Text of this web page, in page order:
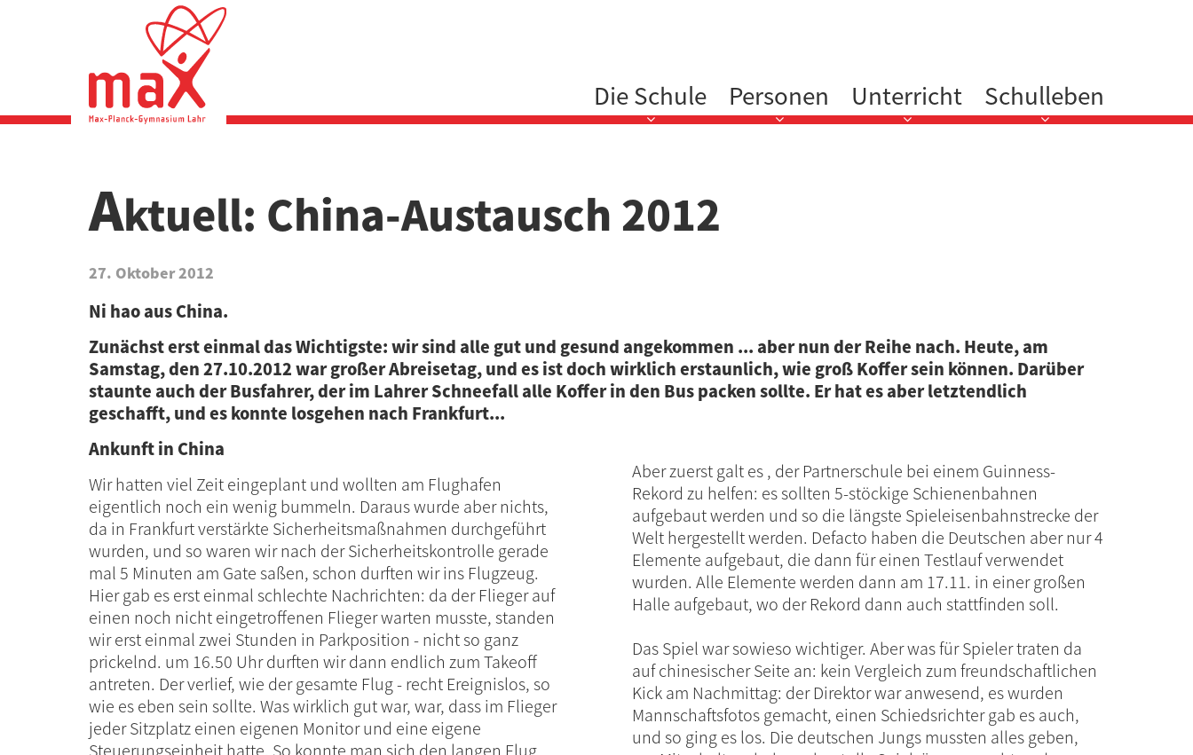
Hauptnavigation
Die Schule Personen Unterricht Schulleben
Aktuell: China-Austausch 2012
27. Oktober 2012
Ni hao aus China.
Zunächst erst einmal das Wichtigste: wir sind alle gut und gesund angekommen ... aber nun der Reihe nach. Heute, am
Samstag, den 27.10.2012 war großer Abreisetag, und es ist doch wirklich erstaunlich, wie groß Koffer sein können. Darüber
staunte auch der Busfahrer, der im Lahrer Schneefall alle Koffer in den Bus packen sollte. Er hat es aber letztendlich
geschafft, und es konnte losgehen nach Frankfurt...
Ankunft in China
Wir hatten viel Zeit eingeplant und wollten am Flughafen
eigentlich noch ein wenig bummeln. Daraus wurde aber nichts,
da in Frankfurt verstärkte Sicherheitsmaßnahmen durchgeführt
wurden, und so waren wir nach der Sicherheitskontrolle gerade
mal 5 Minuten am Gate saßen, schon durften wir ins Flugzeug.
Hier gab es erst einmal schlechte Nachrichten: da der Flieger auf
einen noch nicht eingetroffenen Flieger warten musste, standen
wir erst einmal zwei Stunden in Parkposition - nicht so ganz
prickelnd. um 16.50 Uhr durften wir dann endlich zum Takeoff
antreten. Der verlief, wie der gesamte Flug - recht Ereignislos, so
wie es eben sein sollte. Was wirklich gut war, war, dass im Flieger
jeder Sitzplatz einen eigenen Monitor und eine eigene
Steuerungseinheit hatte. So konnte man sich den langen Flug
Aber zuerst galt es , der Partnerschule bei einem Guinness-
Rekord zu helfen: es sollten 5-stöckige Schienenbahnen
aufgebaut werden und so die längste Spieleisenbahnstrecke der
Welt hergestellt werden. Defacto haben die Deutschen aber nur 4
Elemente aufgebaut, die dann für einen Testlauf verwendet
wurden. Alle Elemente werden dann am 17.11. in einer großen
Halle aufgebaut, wo der Rekord dann auch stattfinden soll.
Das Spiel war sowieso wichtiger. Aber was für Spieler traten da
auf chinesischer Seite an: kein Vergleich zum freundschaftlichen
Kick am Nachmittag: der Direktor war anwesend, es wurden
Mannschaftsfotos gemacht, einen Schiedsrichter gab es auch,
und so ging es los. Die deutschen Jungs mussten alles geben,